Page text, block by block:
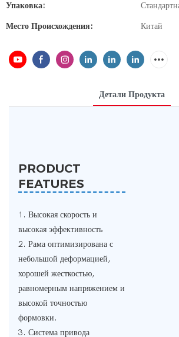
Упаковка:
Место Происхождения: Китай
Детали Продукта
PRODUCT
FEATURES
1. Высокая скорость и
высокая эффективность
2. Рама оптимизирована с
небольшой деформацией,
хорошей жесткостью,
равномерным напряжением и
высокой точностью
формовки.
3. Система привода